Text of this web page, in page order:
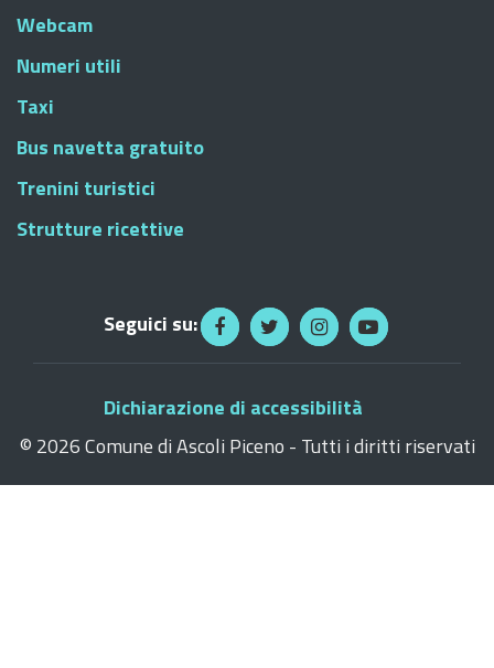
Webcam
Numeri utili
Taxi
Bus navetta gratuito
Trenini turistici
Strutture ricettive
Seguici su:
Dichiarazione di accessibilità
© 2026 Comune di Ascoli Piceno - Tutti i diritti riservati